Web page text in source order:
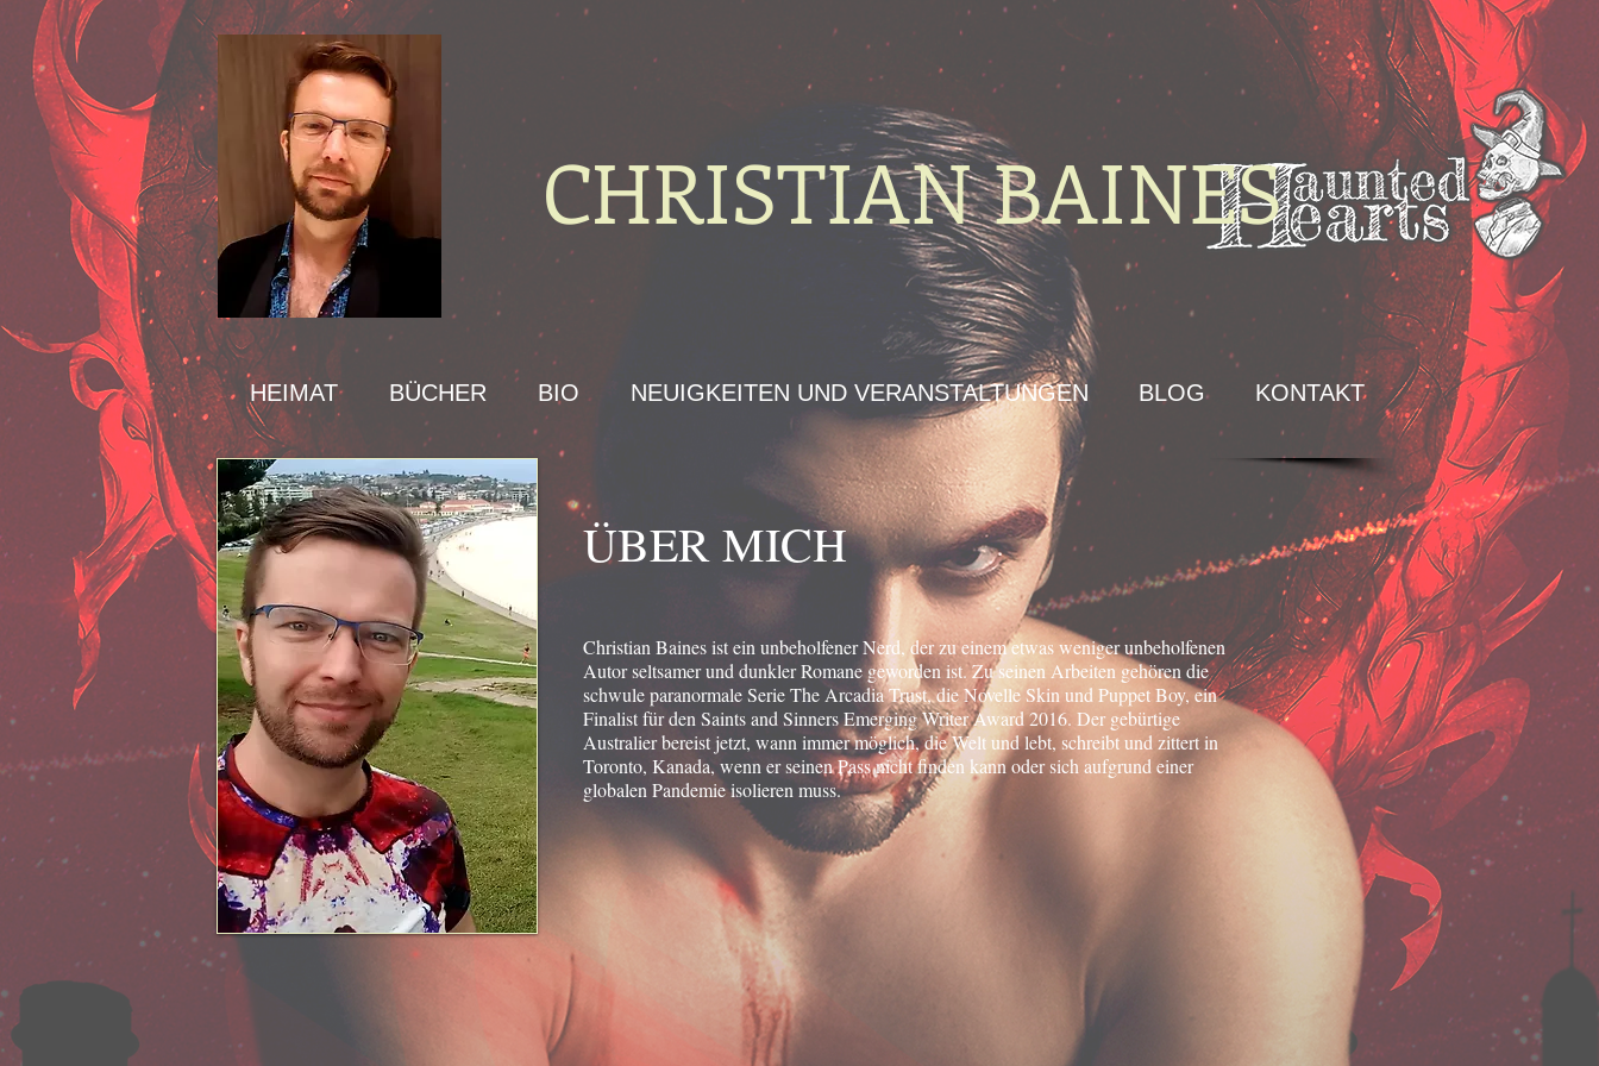
CHRISTIAN BAINES
HEIMAT BÜCHER BIO NEUIGKEITEN UND VERANSTALTUNGEN BLOG KONTAKT
ÜBER MICH
Christian Baines ist ein unbeholfener Nerd, der zu einem etwas weniger unbeholfenen
Autor seltsamer und dunkler Romane geworden ist. Zu seinen Arbeiten gehören die
schwule paranormale Serie The Arcadia Trust, dieNovelle Skin und Puppet Boy, ein
Finalist für den Saints and Sinners Emerging Writer Award 2016. Der gebürtige
Australier bereist jetzt, wann immer möglich, die Welt und lebt, schreibt und zittert in
Toronto, Kanada, wenn er seinen Pass nicht finden kann oder sich aufgrund einer
globalen Pandemie isolieren muss.